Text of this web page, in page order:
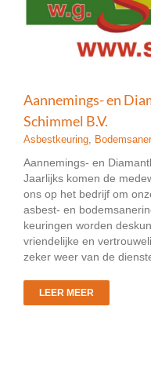
Aannemings- en
Schimmel B.V.
Asbestkeuring,
Aannemings- en
Jaarlijks komen de
ons op het bedrijf om
asbest- en
keuringen worden
vriendelijke en
zeker weer van de
LEER MEER